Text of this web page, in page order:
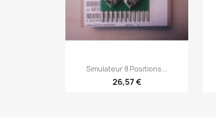
Aperçu rapide
Simulateur 8 Positions...
26,57 €